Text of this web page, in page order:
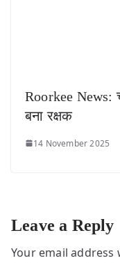
Roorkee News:
बना रक्षक
14 November 2025
Leave a Reply
Your email